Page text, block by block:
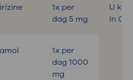
1x per
dag 5 mg
U
in
1x per
dag 1000
mg